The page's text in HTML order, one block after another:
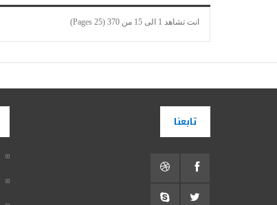
انت تشاهد 1 الى 15 من 370 (25 Pages)
تابعنا